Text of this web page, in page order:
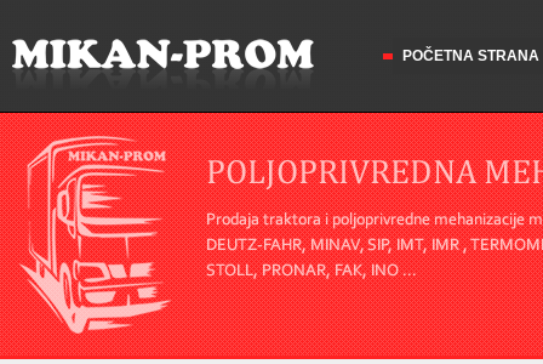
POČETNA STRANA